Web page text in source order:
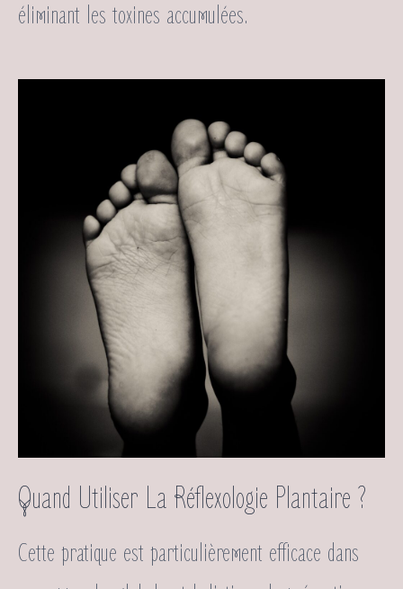
éliminant les toxines accumulées.
Quand Utiliser La Réflexologie Plantaire ?
Cette pratique est particulièrement efficace dans